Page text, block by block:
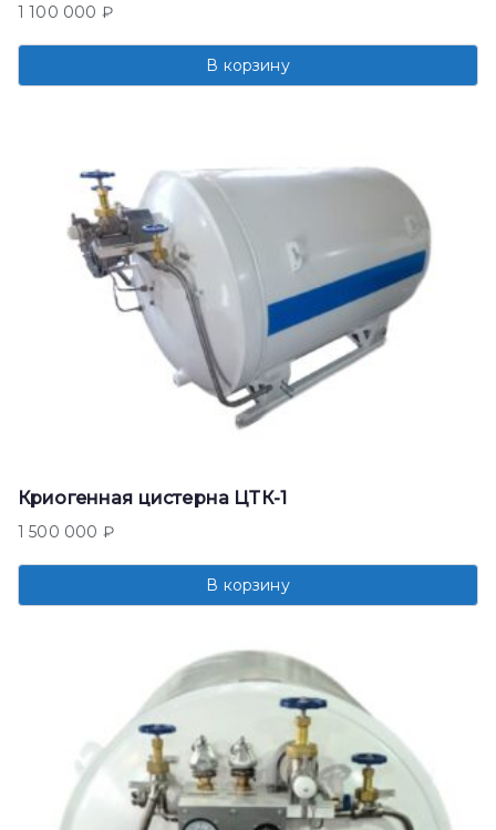
1 100 000 ₽
В корзину
Криогенная цистерна ЦТК-1
1 500 000 ₽
В корзину